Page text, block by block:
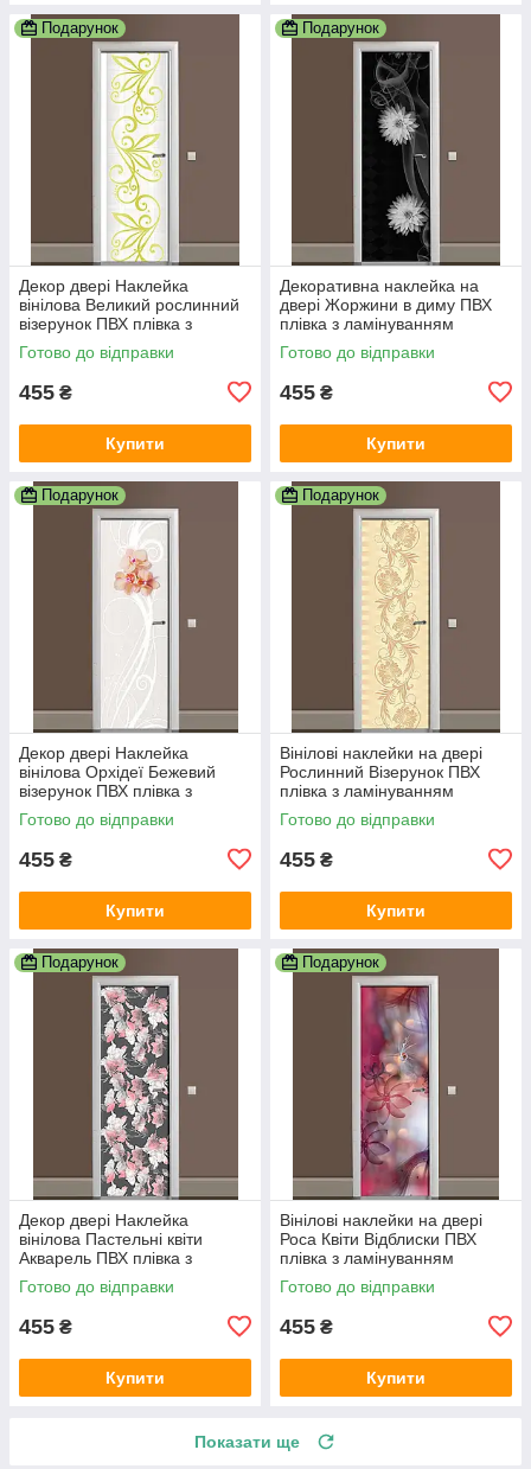
Подарунок
Декор двері Наклейка
вінілова Великий рослинний
візерунок ПВХ плівка з
ламінуванням 600х1800 мм
Абстракція Сірий
Готово до відправки
455 ₴
Купити
Подарунок
Декоративна наклейка на
двері Жоржини в диму ПВХ
плівка з ламінуванням
600х1800 мм абстракція
Чорний
Готово до відправки
455 ₴
Купити
Подарунок
Декор двері Наклейка
вінілова Орхідеї Бежевий
візерунок ПВХ плівка з
ламінуванням 600х1800 мм
Абстракція Сірий
Готово до відправки
455 ₴
Купити
Подарунок
Вінілові наклейки на двері
Рослинний Візерунок ПВХ
плівка з ламінуванням
600х1800 мм Абстракція
Бежевий
Готово до відправки
455 ₴
Купити
Подарунок
Декор двері Наклейка
вінілова Пастельні квіти
Акварель ПВХ плівка з
ламінуванням 600х1800 мм
абстракція Сірий
Готово до відправки
455 ₴
Купити
Подарунок
Вінілові наклейки на двері
Роса Квіти Відблиски ПВХ
плівка з ламінуванням
600х1800 мм Абстракція
Рожевий
Готово до відправки
455 ₴
Купити
Показати ще